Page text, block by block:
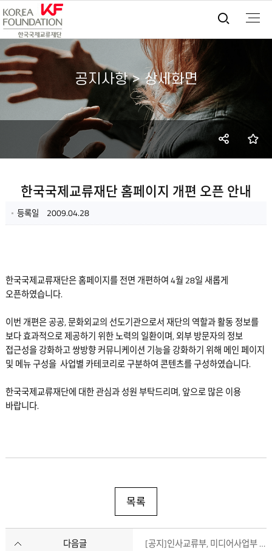
통합
공지사항 > 상세화면
SNS
한국국제교류재단 홈페이지 개편 오픈 안내
등록일 2009.04.28
한국국제교류재단은 홈페이지를 전면 개편하여 4월 28일 새롭게
오픈하였습니다.
이번 개편은 공공, 문화외교의 선도기관으로서 재단의 역할과 활동 정보를
보다 효과적으로 제공하기 위한 노력의 일환이며, 외부 방문자의 정보
접근성을 강화하고 쌍방향 커뮤니케이션 기능을 강화하기 위해 메인 페이지
및 메뉴 구성을 사업별 카테코리로 구분하여 콘텐츠를 구성하였습니다.
한국국제교류재단에 대한 관심과 성원 부탁드리며, 앞으로 많은 이용
바랍니다.
목록
다음글 [공지]인사교류부, 미디어사업부 이전 안내